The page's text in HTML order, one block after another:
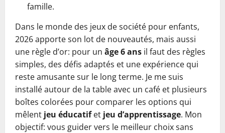
famille.
Dans le monde des jeux de société pour enfants,
2026 apporte son lot de nouveautés, mais aussi
une règle d’or: pour un âge 6 ans il faut des règles
simples, des défis adaptés et une expérience qui
reste amusante sur le long terme. Je me suis
installé autour de la table avec un café et plusieurs
boîtes colorées pour comparer les options qui
mêlent jeu éducatifet jeu d’apprentissage. Mon
objectif: vous guider vers le meilleur choix sans